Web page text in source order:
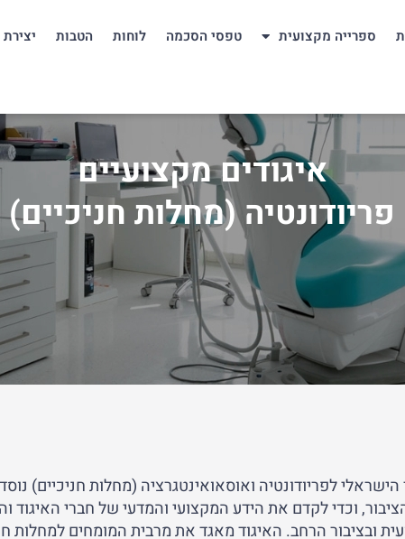
ספרייה מקצועית טפסי הסכמה לוחות הטבות
איגודים מקצועיים
פריודונטיה (מחלות חניכיים)
הישראלי לפריודונטיה ואוסאואינטגרציה (מחלות חניכיים)
וכדי לקדם את הידע המקצועי והמדעי של חברי האיגוד
ובציבור הרחב. האיגוד מאגד את מרבית המומחים למחלות